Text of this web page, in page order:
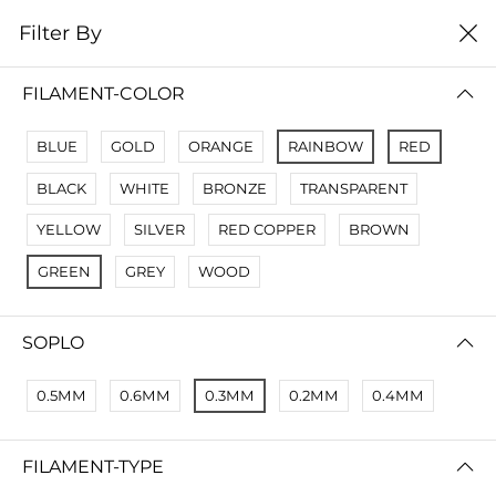
0
No Results
Not Found Filters1
Not Found Filters2
Filter By
FILAMENT-COLOR
BLUE GOLD ORANGE RAINBOW RED
BLACK WHITE BRONZE TRANSPARENT
YELLOW SILVER RED COPPER BROWN
GREEN GREY WOOD
SOPLO
0.5ММ 0.6ММ 0.3ММ 0.2ММ 0.4ММ
FILAMENT-TYPE